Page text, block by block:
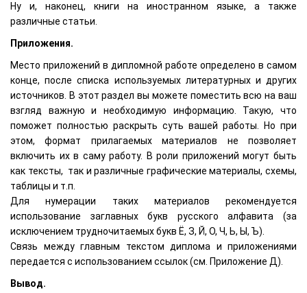
Ну и, наконец, книги на иностранном языке, а также
различные статьи.
Приложения.
Место приложений в дипломной работе определено в самом
конце, после списка используемых литературных и других
источников. В этот раздел вы можете поместить всю на ваш
взгляд важную и необходимую информацию. Такую, что
поможет полностью раскрыть суть вашей работы. Но при
этом, формат прилагаемых материалов не позволяет
включить их в саму работу. В роли приложений могут быть
как тексты, так и различные графические материалы, схемы,
таблицы и т.п.
Для нумерации таких материалов рекомендуется
использование заглавных букв русского алфавита (за
исключением трудночитаемых букв Ё, З, Й, О, Ч, Ь, Ы, Ъ).
Связь между главным текстом диплома и приложениями
передается с использованием ссылок (см. Приложение Д).
Вывод.